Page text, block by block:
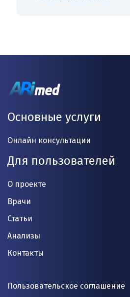
Основные услуги
Онлайн консультации
Для пользователей
О проекте
Врачи
Статьи
Анализы
Контакты
Пользовательское соглашение